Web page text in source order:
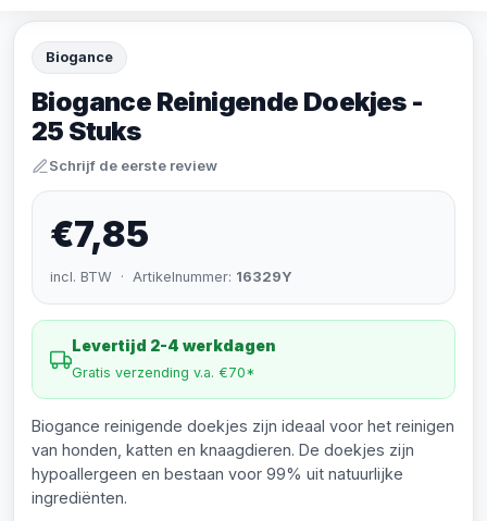
Biogance
Biogance Reinigende Doekjes -
25 Stuks
Schrijf de eerste review
€7,85
incl. BTW · Artikelnummer: 16329Y
Levertijd 2-4 werkdagen
Gratis verzending v.a. €70*
Biogance reinigende doekjes zijn ideaal voor het reinigen
van honden, katten en knaagdieren. De doekjes zijn
hypoallergeen en bestaan voor 99% uit natuurlijke
ingrediënten.